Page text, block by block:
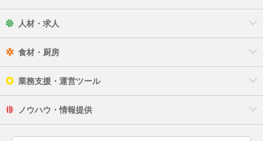
人材・求人
食材・厨房
業務支援・運営ツール
ノウハウ・情報提供